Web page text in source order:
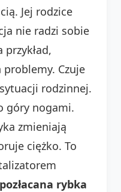
Jej rodzice
nie radzi sobie
przykład,
Czuje
rodzinnej.
góry nogami.
zmieniają
ciężko. To
rybka